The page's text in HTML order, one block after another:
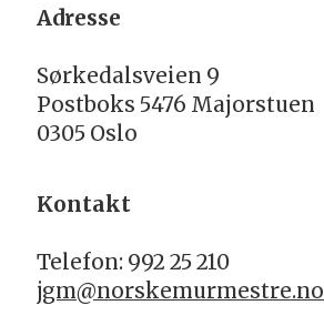
Adresse
Sørkedalsveien 9
Postboks 5476 Majorstuen
0305 Oslo
Kontakt
Telefon: 992 25 210
jgm@norskemurmestre.no